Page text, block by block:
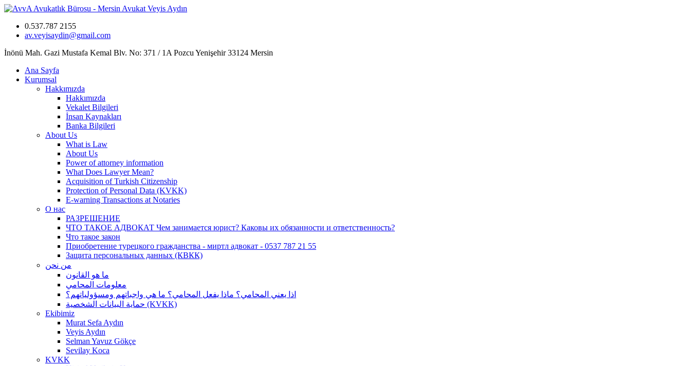
0.537.787 2155
av.veyisaydin@gmail.com
İnönü Mah. Gazi Mustafa Kemal Blv. No: 371 / 1A Pozcu Yenişehir 33124 Mersin
Ana Sayfa
Kurumsal
Hakkımızda
Hakkımızda
Vekalet Bilgileri
İnsan Kaynakları
Banka Bilgileri
About Us
What is Law
About Us
Power of attorney information
What Does Lawyer Mean?
Acquisition of Turkish Citizenship
Protection of Personal Data (KVKK)
E-warning Transactions at Notaries
О нас
РАЗРЕШЕНИЕ
ЧТО ТАКОЕ АДВОКАТ Чем занимается юрист? Каковы их обязанности и ответственность?
Что такое закон
Приобретение турецкого гражданства - миртл адвокат - 0537 787 21 55
Защита персональных данных (КВКК)
من نحن
ما هو القانون
معلومات المحامي
اذا يعني المحامي؟ ماذا يفعل المحامي؟ ما هي واجباتهم ومسؤولياتهم؟
حماية البيانات الشخصية (KVKK)
Ekibimiz
Murat Sefa Aydın
Veyis Aydın
Selman Yavuz Gökçe
Sevilay Koca
KVKK